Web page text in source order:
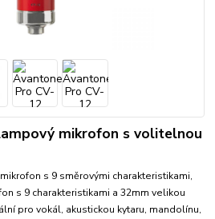
mikrofon s volitelnou
s 9 směrovými charakteristikami,
s 9 charakteristikami a 32mm velikou
pro vokál, akustickou kytaru, mandolínu,